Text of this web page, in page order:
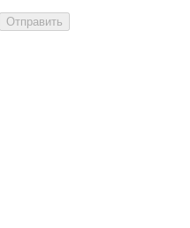
Отправить